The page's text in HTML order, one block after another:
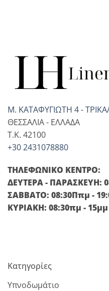
Μ. ΚΑΤΑΦΥΓΙΩΤΗ 4 -
ΘΕΣΣΑΛΙΑ - ΕΛΛΑΔΑ
T.K. 42100
+30 2431078880
ΤΗΛΕΦΩΝΙΚΟ ΚΕΝΤΡΟ:
ΔΕΥΤΕΡΑ - ΠΑΡΑΣΚΕΥΗ:
ΣΑΒΒΑΤΟ: 08:30Ππμ -
ΚΥΡΙΑΚΗ: 08:30πμ - 15μμ
Κατηγορίες
Υπνοδωμάτιο